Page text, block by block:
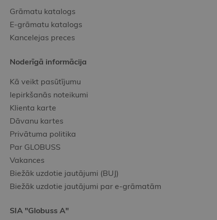
Grāmatu katalogs
E-grāmatu katalogs
Kancelejas preces
Noderīgā informācija
Kā veikt pasūtījumu
Iepirkšanās noteikumi
Klienta karte
Dāvanu kartes
Privātuma politika
Par GLOBUSS
Vakances
Biežāk uzdotie jautājumi (BUJ)
Biežāk uzdotie jautājumi par e-grāmatām
SIA "Globuss A"